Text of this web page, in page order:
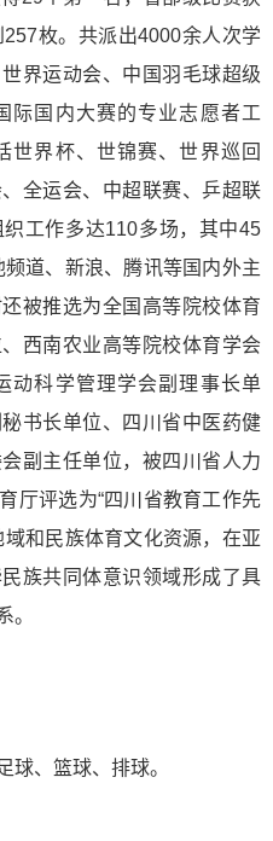
枚。共派出4000余人次学
界运动会、中国羽毛球超级
际国内大赛的专业志愿者工
世界杯、世锦赛、世界巡回
全运会、中超联赛、乒超联
工作多达110多场，其中45
道、新浪、腾讯等国内外主
被推选为全国高等院校体育
西南农业高等院校体育学会
动科学管理学会副理事长单
书长单位、四川省中医药健
副主任单位，被四川省人力
厅评选为“四川省教育工作先
和民族体育文化资源，在亚
族共同体意识领域形成了具
。
球、篮球、排球。